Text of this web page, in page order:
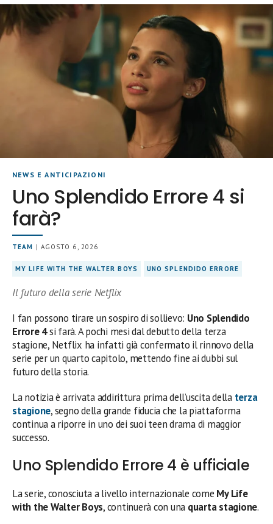
NEWS E ANTICIPAZIONI
Uno Splendido Errore 4 si
farà?
TEAM | AGOSTO 6, 2026
MY LIFE WITH THE WALTER BOYS UNO SPLENDIDO ERRORE
Il futuro della serie Netflix
I fan possono tirare un sospiro di sollievo: Uno Splendido
Errore 4si farà. A pochi mesi dal debutto della terza
stagione, Netflix ha infatti già confermato il rinnovo della
serie per un quarto capitolo, mettendo fine ai dubbi sul
futuro della storia.
La notizia è arrivata addirittura prima dell’uscita della terza
stagione, segno della grande fiducia che la piattaforma
continua a riporre in uno dei suoi teen drama di maggior
successo.
Uno Splendido Errore 4 è ufficiale
La serie, conosciuta a livello internazionale come My Life
with the Walter Boys, continuerà con una quarta stagione.